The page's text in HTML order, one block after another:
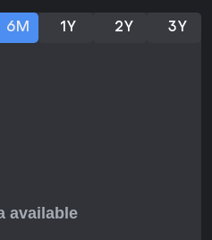
zbudowana wokół linearnej,
fabularnej. Nie ma w niej
sprawczości. Rei spotyka
6M 1Y 2Y 3Y